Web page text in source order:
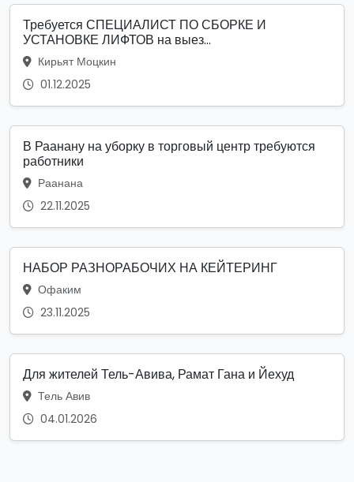
Требуется СПЕЦИАЛИСТ ПО СБОРКЕ И
УСТАНОВКЕ ЛИФТОВ на выез...
Кирьят Моцкин
01.12.2025
В Раанану на уборку в торговый центр требуются
работники
Раанана
22.11.2025
НАБОР РАЗНОРАБОЧИХ НА КЕЙТЕРИНГ
Офаким
23.11.2025
Для жителей Тель-Авива, Рамат Гана и Йехуд
Тель Авив
04.01.2026